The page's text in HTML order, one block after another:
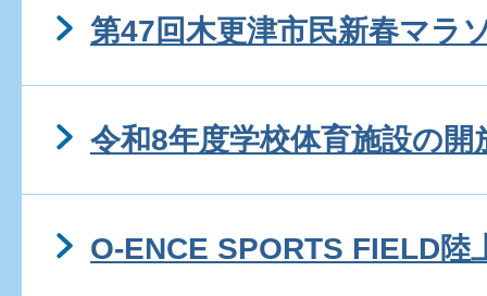
第47回木更津市民新春マラ
令和8年度学校体育施設の開
O-ENCE SPORTS FIELD陸